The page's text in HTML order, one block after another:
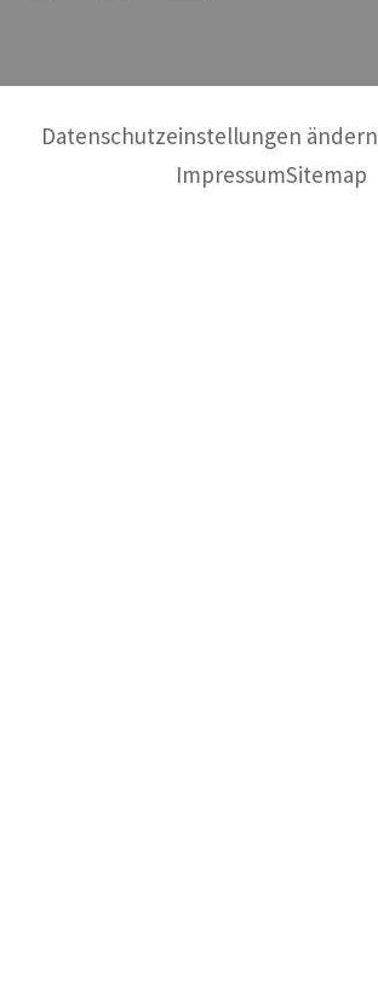
Datenschutzeinstellungen ändern
ImpressumSitemap